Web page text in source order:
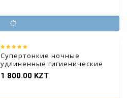
Супертонкие ночные
удлиненные гигиенические
прокладки из чистого
хлопка 4 шт.*400 мм
1 800.00 KZT